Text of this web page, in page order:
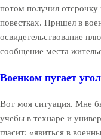
потом получил отсрочку
повестках. Пришел в
освидетельствование
сообщение места
Военком пугает
Вот моя ситуация. Мне
учебы в технаре и
гласит: «явиться в